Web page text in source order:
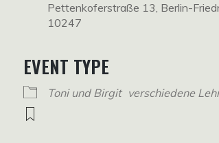
Pettenkoferstraße 13, Berlin-
10247
EVENT TYPE
Toni und Birgit verschiedene